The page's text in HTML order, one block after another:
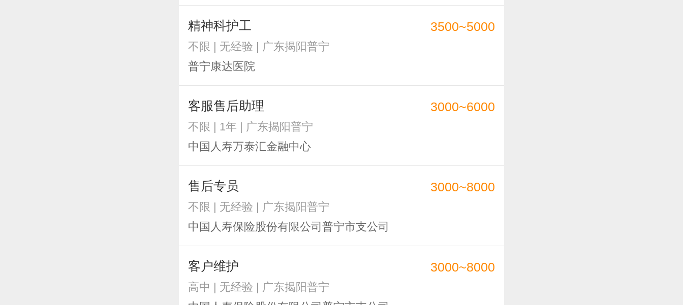
精神科护工
不限 | 无经验 | 广东揭阳普宁
普宁康达医院
3500~5000
客服售后助理
不限 | 1年 | 广东揭阳普宁
中国人寿万泰汇金融中心
3000~6000
售后专员
不限 | 无经验 | 广东揭阳普宁
中国人寿保险股份有限公司普宁市支公司
3000~8000
客户维护
高中 | 无经验 | 广东揭阳普宁
3000~8000